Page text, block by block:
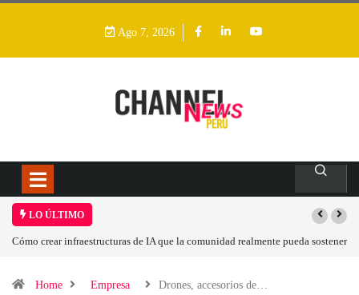
Ago 7, 2026
LO ÚLTIMO
comunidad realmente pueda sostenerLas tarjetas gráficas RDNA 5 ya están en
Home Empresa Drones, accesorios de…